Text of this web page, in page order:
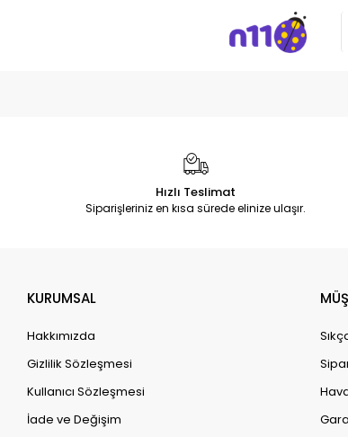
Hızlı Teslimat
Siparişleriniz en kısa sürede elinize ulaşır.
KURUMSAL
Hakkımızda
Gizlilik Sözleşmesi
Kullanıcı Sözleşmesi
İade ve Değişim